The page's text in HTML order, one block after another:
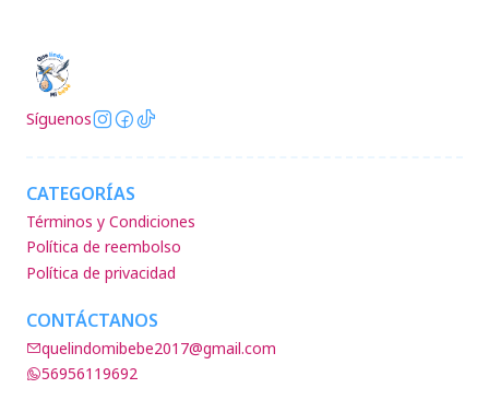
Síguenos
CATEGORÍAS
Términos y Condiciones
Política de reembolso
Política de privacidad
CONTÁCTANOS
quelindomibebe2017@gmail.com
56956119692